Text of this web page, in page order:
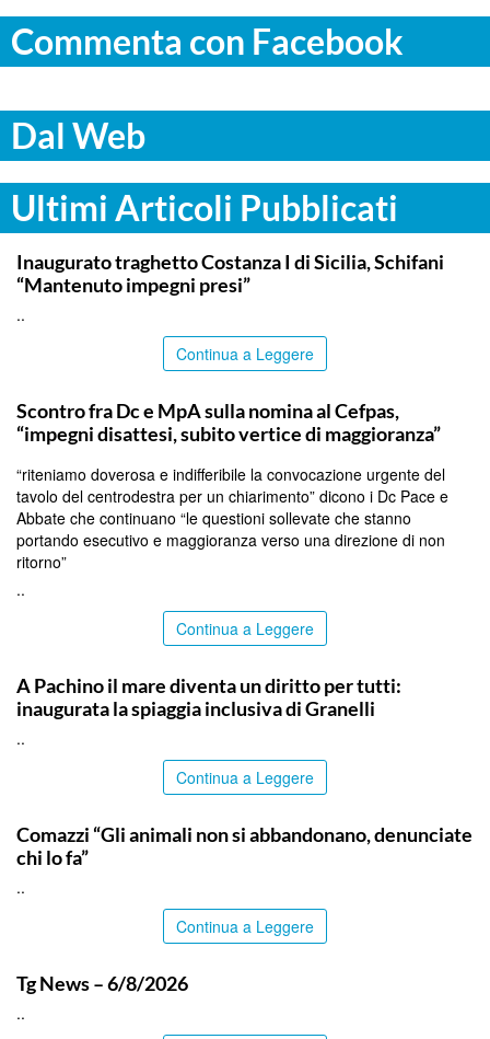
Commenta con Facebook
Dal Web
Ultimi Articoli Pubblicati
ITALPRESS
Inaugurato traghetto Costanza I di Sicilia, Schifani
“Mantenuto impegni presi”
..
Continua a Leggere
Scontro fra Dc e MpA sulla nomina al Cefpas,
“impegni disattesi, subito vertice di maggioranza”
“riteniamo doverosa e indifferibile la convocazione urgente del
tavolo del centrodestra per un chiarimento” dicono i Dc Pace e
Abbate che continuano “le questioni sollevate che stanno
portando esecutivo e maggioranza verso una direzione di non
ritorno”
..
Continua a Leggere
A Pachino il mare diventa un diritto per tutti:
inaugurata la spiaggia inclusiva di Granelli
..
Continua a Leggere
Comazzi “Gli animali non si abbandonano, denunciate
chi lo fa”
..
Continua a Leggere
Tg News – 6/8/2026
..